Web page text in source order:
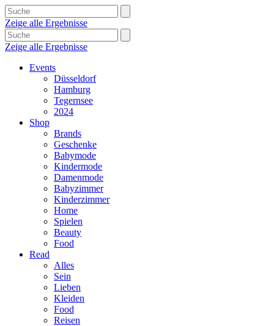
Zeige alle Ergebnisse
Zeige alle Ergebnisse
Events
Düsseldorf
Hamburg
Tegernsee
2024
Shop
Brands
Geschenke
Babymode
Kindermode
Damenmode
Babyzimmer
Kinderzimmer
Home
Spielen
Beauty
Food
Read
Alles
Sein
Lieben
Kleiden
Food
Reisen